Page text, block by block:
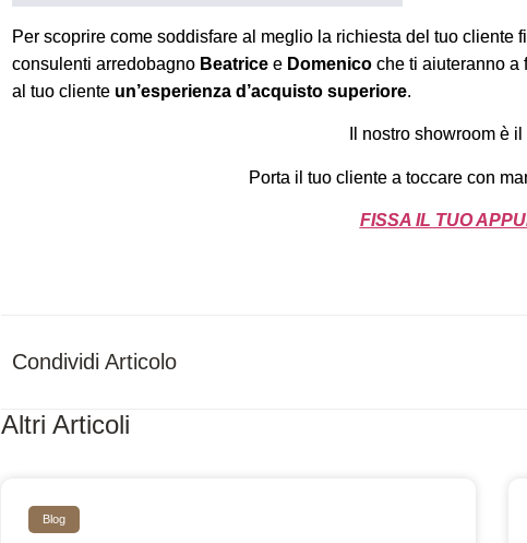
Per scoprire come soddisfare al meglio la richiesta del tuo cliente
consulenti arredobagno Beatrice e Domenico che ti aiuteranno a
al tuo cliente un’esperienza d’acquisto superiore.
Il nostro showroom è
Porta il tuo cliente a toccare con
FISSA IL TUO
Condividi Articolo
Altri Articoli
Blog